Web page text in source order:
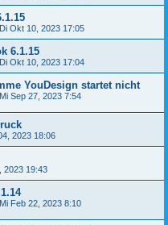
Di Okt 10, 2023 17:05
6.1.15
Di Okt 10, 2023 17:04
YouDesign startet nicht
Mi Sep 27, 2023 7:54
2023 18:06
2023 19:43
Mi Feb 22, 2023 8:10